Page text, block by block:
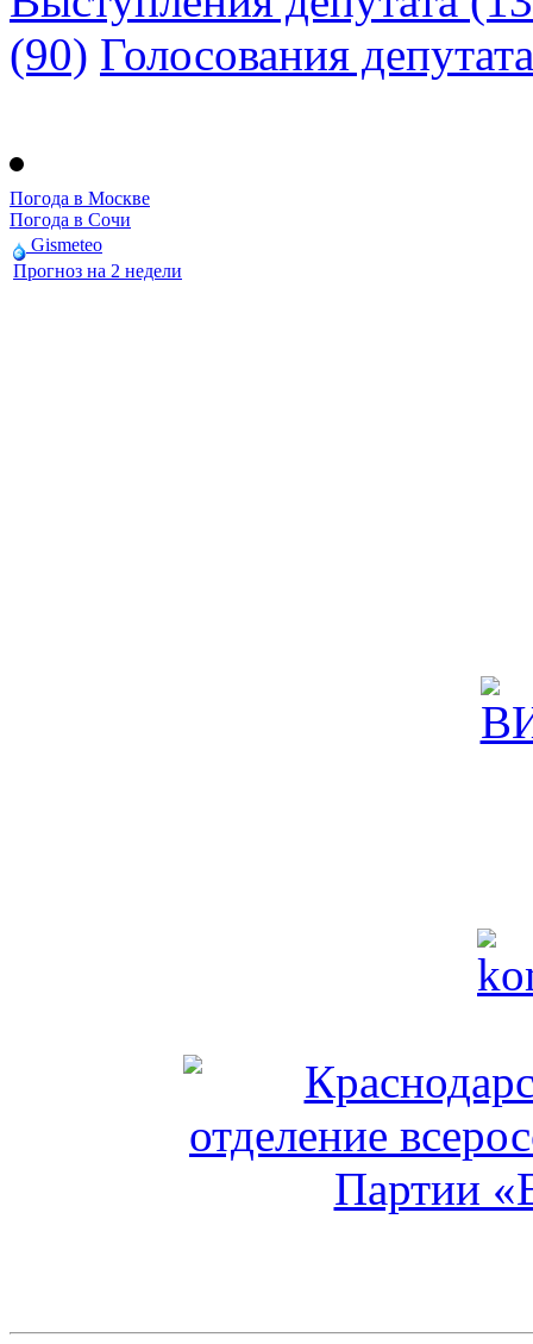
(90) Голосования депутата
Погода в Москве
Погода в Сочи
Gismeteo
Прогноз на 2 недели